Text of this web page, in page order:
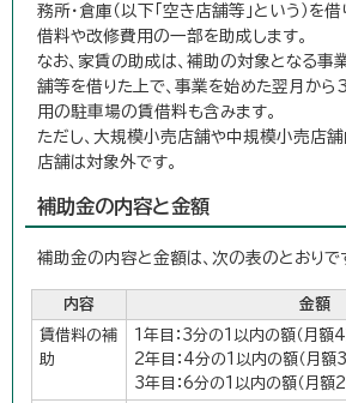
務所・倉庫（以下「空き店舗等」という）を
借料や改修費用の一部を助成します。
なお、家賃の助成は、補助の対象となる事
舗等を借りた上で、事業を始めた翌月から
用の駐車場の賃借料も含みます。
ただし、大規模小売店舗や中規模小売店舗
店舗は対象外です。
補助金の内容と金額
補助金の内容と金額は、次の表のとおりで
内容
金額
賃借料の補
助
1年目：3分の1以内の額（月額
2年目：4分の1以内の額（月額
3年目：6分の1以内の額（月額